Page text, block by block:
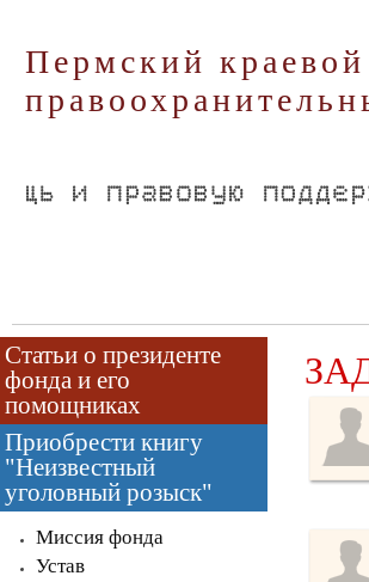
Пермский
Статьи о президенте
фонда и его
помощниках
Приобрести книгу
"Неизвестный
уголовный розыск"
Миссия фонда
Устав